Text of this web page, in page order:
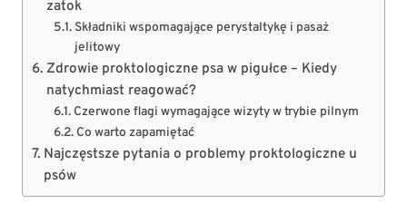
zatok
Składniki wspomagające perystaltykę i pasaż
jelitowy
Zdrowie proktologiczne psa w pigułce – Kiedy
natychmiast reagować?
Czerwone flagi wymagające wizyty w trybie pilnym
Co warto zapamiętać
Najczęstsze pytania o problemy proktologiczne u
psów